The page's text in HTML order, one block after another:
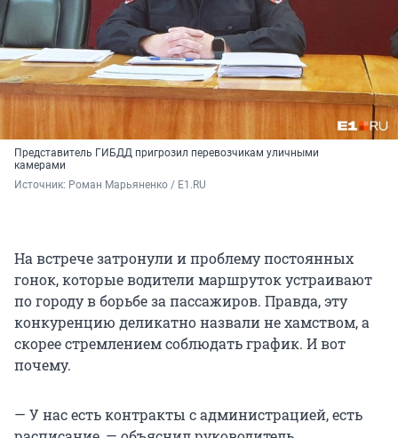
Представитель ГИБДД пригрозил перевозчикам уличными
камерами
Источник: Роман Марьяненко / E1.RU
На встрече затронули и проблему постоянных
гонок, которые водители маршруток устраивают
по городу в борьбе за пассажиров. Правда, эту
конкуренцию деликатно назвали не хамством, а
скорее стремлением соблюдать график. И вот
почему.
— У нас есть контракты с администрацией, есть